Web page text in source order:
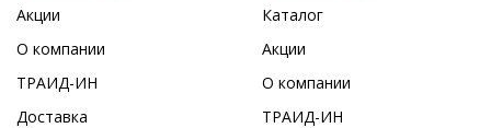
Акции
О компании
ТРАИД-ИН
Доставка
Каталог
Акции
О компании
ТРАИД-ИН